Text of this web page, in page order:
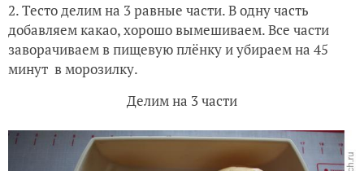
2. Тесто делим на 3 равные части. В одну часть
добавляем какао, хорошо вымешиваем. Все части
заворачиваем в пищевую плёнку и убираем на 45
минут в морозилку.
Делим на 3 части